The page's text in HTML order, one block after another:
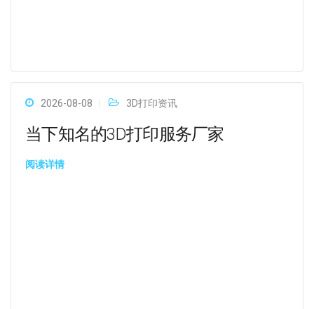
2026-08-08 3D打印资讯
当下知名的3D打印服务厂家
阅读详情